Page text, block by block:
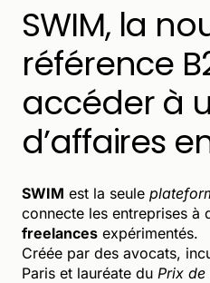
SWIM, la
référence
accéder à
d’affaires
SWIM est la seule
connecte les entreprises à
freelances expérimentés.
Créée par des avocats,
Paris et lauréate du Prix de